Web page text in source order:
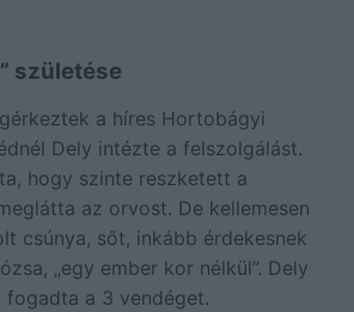
születése
a híres Hortobágyi
Dely intézte a felszolgálást.
hogy szinte reszketett a
az orvost. De kellemesen
csúnya, sőt, inkább érdekesnek
„egy ember kor nélkül”. Dely
a 3 vendéget.